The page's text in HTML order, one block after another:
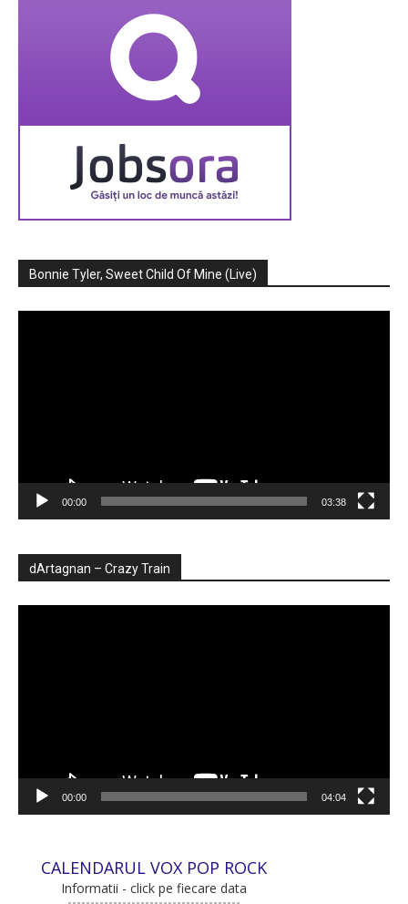
Bonnie Tyler, Sweet Child Of Mine (Live)
00:00 03:38
dArtagnan – Crazy Train
00:00 04:04
CALENDARUL VOX POP ROCK
Informatii - click pe fiecare data